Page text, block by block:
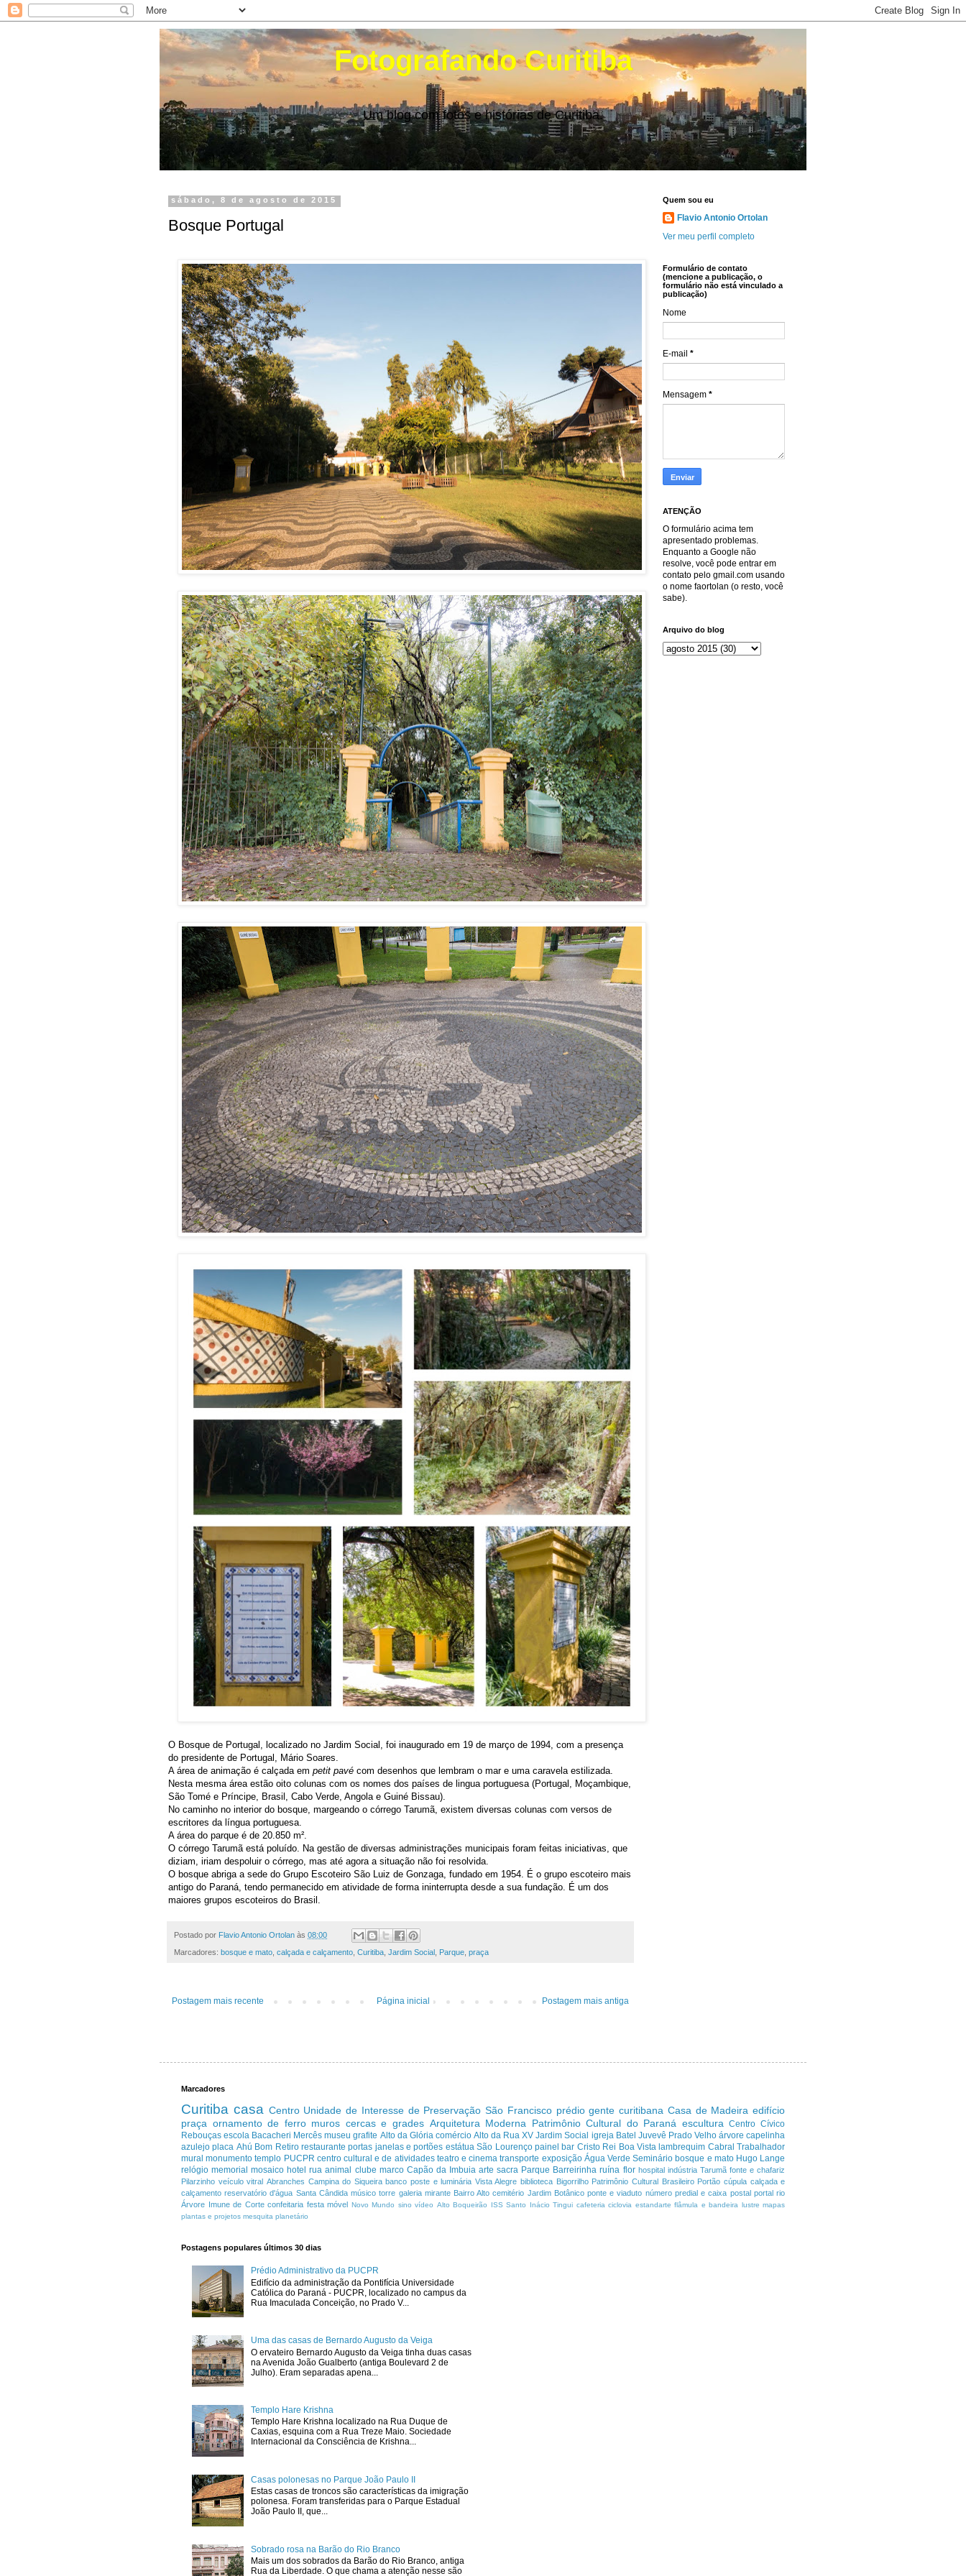
Fotografando Curitiba
Um blog com fotos e histórias de Curitiba.
sábado, 8 de agosto de 2015
Bosque Portugal
O Bosque de Portugal, localizado no Jardim Social, foi inaugurado em 19 de março de 1994, com a presença
do presidente de Portugal, Mário Soares.
A área de animação é calçada em petit pavé com desenhos que lembram o mar e uma caravela estilizada.
Nesta mesma área estão oito colunas com os nomes dos países de lingua portuguesa (Portugal, Moçambique,
São Tomé e Príncipe, Brasil, Cabo Verde, Angola e Guiné Bissau).
No caminho no interior do bosque, margeando o córrego Tarumã, existem diversas colunas com versos de
escritores da língua portuguesa.
A área do parque é de 20.850 m².
O córrego Tarumã está poluído. Na gestão de diversas administrações municipais foram feitas iniciativas, que
diziam, iriam despoluir o córrego, mas até agora a situação não foi resolvida.
O bosque abriga a sede do Grupo Escoteiro São Luiz de Gonzaga, fundado em 1954. É o grupo escoteiro mais
antigo do Paraná, tendo permanecido em atividade de forma ininterrupta desde a sua fundação. É um dos
maiores grupos escoteiros do Brasil.
Postado por Flavio Antonio Ortolan às 08:00
Marcadores: bosque e mato calçada e calçamento Curitiba Jardim Social Parque praça
Postagem mais recente Postagem mais antiga
Página inicial
Quem sou eu
Flavio Antonio Ortolan
Ver meu perfil completo
Formulário de contato
(mencione a publicação, o
formulário não está vinculado a
publicação)
Nome
E-mail *
Mensagem *
ATENÇÃO
O formulário acima tem
apresentado problemas.
Enquanto a Google não
resolve, você pode entrar em
contato pelo gmail.com usando
o nome faortolan (o resto, você
sabe).
Arquivo do blog
Marcadores
Curitiba casa Centro Unidade de Interesse de Preservação São Francisco prédio gente curitibana Casa de Madeira edifício
praça ornamento de ferro muros cercas e grades Arquitetura Moderna Patrimônio Cultural do Paraná escultura
Centro Cívico
Rebouças escola Bacacheri Mercês museu grafite Alto da Glória comércio Alto da Rua XV Jardim Social igreja Batel Juvevê Prado Velho árvore capelinha
azulejo placa Ahú Bom Retiro restaurante portas janelas e portões estátua São Lourenço painel bar Cristo Rei Boa Vista lambrequim Cabral Trabalhador
mural monumento templo PUCPR centro cultural e de atividades teatro e cinema transporte exposição Água Verde Seminário bosque e mato Hugo Lange
relógio memorial mosaico hotel rua animal clube marco Capão da Imbuia arte sacra Parque Barreirinha ruína flor hospital indústria Tarumã fonte e chafariz
Pilarzinho veículo vitral Abranches Campina do Siqueira banco poste e luminária Vista Alegre biblioteca Bigorrilho Patrimônio Cultural Brasileiro Portão cúpula calçada e
calçamento reservatório d'água Santa Cândida músico torre galeria mirante Bairro Alto cemitério Jardim Botânico ponte e viaduto número predial e caixa postal portal rio
Árvore Imune de Corte confeitaria festa móvel Novo Mundo sino vídeo Alto Boqueirão ISS Santo Inácio Tingui cafeteria ciclovia estandarte flâmula e bandeira lustre mapas
plantas e projetos mesquita planetário
Postagens populares últimos 30 dias
Prédio Administrativo da PUCPR
Edifício da administração da Pontifícia Universidade
Católica do Paraná - PUCPR, localizado no campus da
Rua Imaculada Conceição, no Prado V...
Uma das casas de Bernardo Augusto da Veiga
O ervateiro Bernardo Augusto da Veiga tinha duas casas
na Avenida João Gualberto (antiga Boulevard 2 de
Julho). Eram separadas apena...
Templo Hare Krishna
Templo Hare Krishna localizado na Rua Duque de
Caxias, esquina com a Rua Treze Maio. Sociedade
Internacional da Consciência de Krishna...
Casas polonesas no Parque João Paulo II
Estas casas de troncos são características da imigração
polonesa. Foram transferidas para o Parque Estadual
João Paulo II, que...
Sobrado rosa na Barão do Rio Branco
Mais um dos sobrados da Barão do Rio Branco, antiga
Rua da Liberdade. O que chama a atenção nesse são